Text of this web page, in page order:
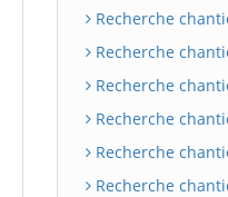
Recherche
Recherche
Recherche
Recherche
Recherche
Recherche